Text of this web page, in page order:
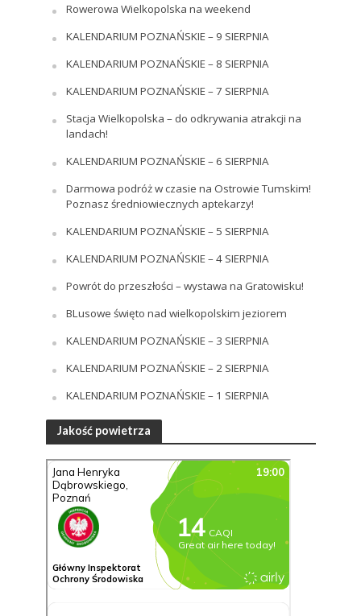
Rowerowa Wielkopolska na weekend
KALENDARIUM POZNAŃSKIE – 9 SIERPNIA
KALENDARIUM POZNAŃSKIE – 8 SIERPNIA
KALENDARIUM POZNAŃSKIE – 7 SIERPNIA
Stacja Wielkopolska – do odkrywania atrakcji na
landach!
KALENDARIUM POZNAŃSKIE – 6 SIERPNIA
Darmowa podróż w czasie na Ostrowie Tumskim!
Poznasz średniowiecznych aptekarzy!
KALENDARIUM POZNAŃSKIE – 5 SIERPNIA
KALENDARIUM POZNAŃSKIE – 4 SIERPNIA
Powrót do przeszłości – wystawa na Gratowisku!
BLusowe święto nad wielkopolskim jeziorem
KALENDARIUM POZNAŃSKIE – 3 SIERPNIA
KALENDARIUM POZNAŃSKIE – 2 SIERPNIA
KALENDARIUM POZNAŃSKIE – 1 SIERPNIA
Jakość powietrza